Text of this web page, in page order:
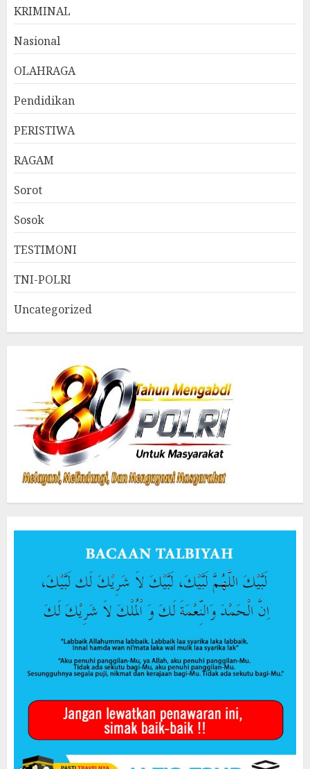
KRIMINAL
Nasional
OLAHRAGA
Pendidikan
PERISTIWA
RAGAM
Sorot
Sosok
TESTIMONI
TNI-POLRI
Uncategorized